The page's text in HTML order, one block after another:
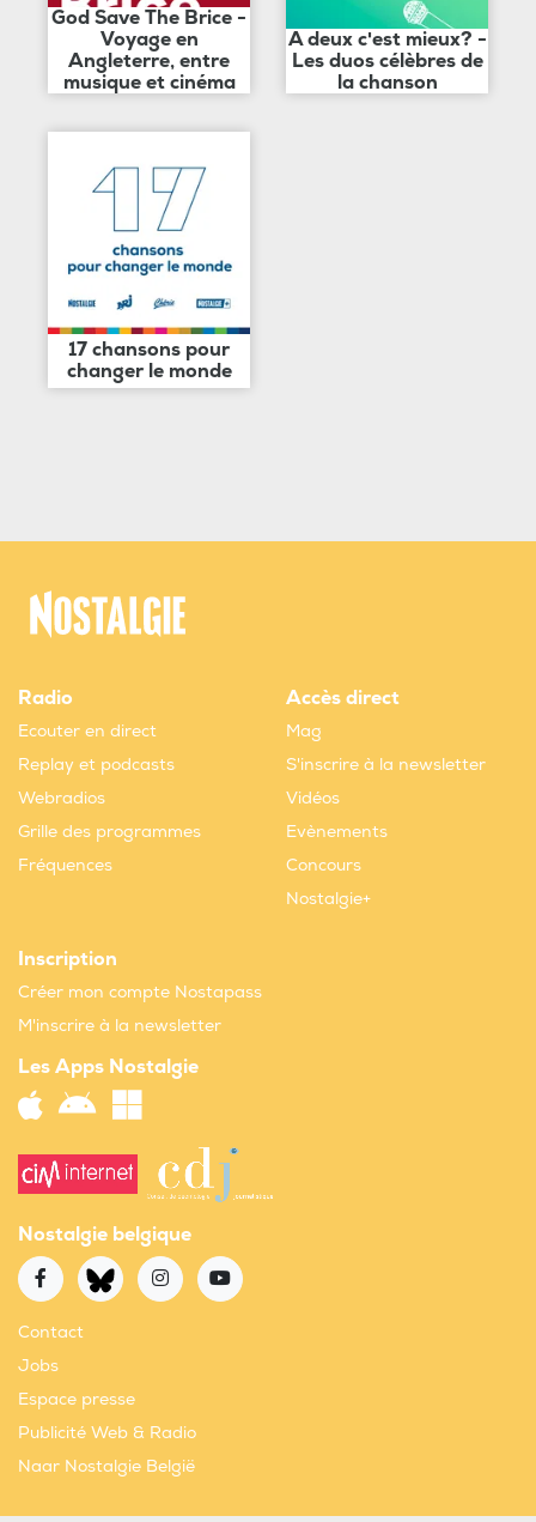
God Save The Brice -
Voyage en
Angleterre, entre
musique et cinéma
A deux c'est mieux? -
Les duos célèbres de
la chanson
17 chansons pour
changer le monde
Radio
Ecouter en direct
Replay et podcasts
Webradios
Grille des programmes
Fréquences
Accès direct
Mag
S'inscrire à la newsletter
Vidéos
Evènements
Concours
Nostalgie+
Inscription
Créer mon compte Nostapass
M'inscrire à la newsletter
Les Apps Nostalgie
Nostalgie belgique
Contact
Jobs
Espace presse
Publicité Web & Radio
Naar Nostalgie België